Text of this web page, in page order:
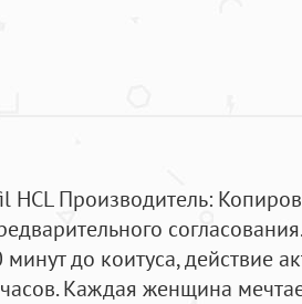
HCL Производитель:
минут до коитуса, действие
Каждая женщина